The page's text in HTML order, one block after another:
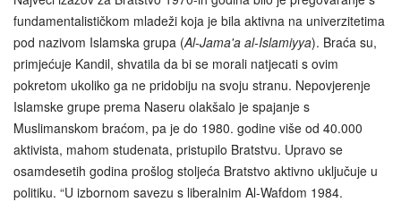
fundamentalističkom mladeži koja je bila aktivna na univerzitetima
pod nazivom Islamska grupa (Al-Jama'a al-Islamiyya). Braća su,
primjećuje Kandil, shvatila da bi se morali natjecati s ovim
pokretom ukoliko ga ne pridobiju na svoju stranu. Nepovjerenje
Islamske grupe prema Naseru olakšalo je spajanje s
Muslimanskom braćom, pa je do 1980. godine više od 40.000
aktivista, mahom studenata, pristupilo Bratstvu. Upravo se
osamdesetih godina prošlog stoljeća Bratstvo aktivno uključuje u
politiku. “U izbornom savezu s liberalnim Al-Wafdom 1984.